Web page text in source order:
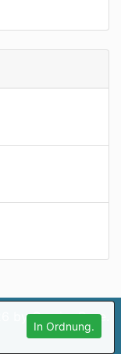
In Ordnung.
GamingCore.